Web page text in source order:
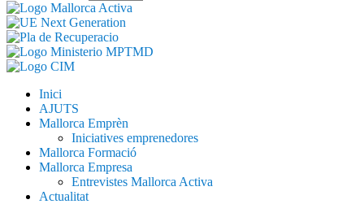
Inici
AJUTS
Mallorca Emprèn
Iniciatives emprenedores
Mallorca Formació
Mallorca Empresa
Entrevistes Mallorca Activa
Actualitat